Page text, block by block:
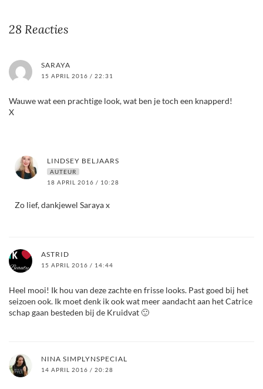
28 Reacties
SARAYA
15 APRIL 2016 / 22:31
Wauwe wat een prachtige look, wat ben je toch een knapperd!
X
LINDSEY BELJAARS
AUTEUR
18 APRIL 2016 / 10:28
Zo lief, dankjewel Saraya x
ASTRID
15 APRIL 2016 / 14:44
Heel mooi! Ik hou van deze zachte en frisse looks. Past goed bij het
seizoen ook. Ik moet denk ik ook wat meer aandacht aan het Catrice
schap gaan besteden bij de Kruidvat 🙂
NINA SIMPLYNSPECIAL
14 APRIL 2016 / 20:28